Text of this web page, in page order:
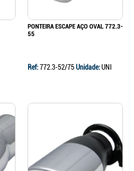
PONTEIRA ESCAPE AÇO OVAL 772.3-
55
Ref:772.3-52/75Unidade:UNI